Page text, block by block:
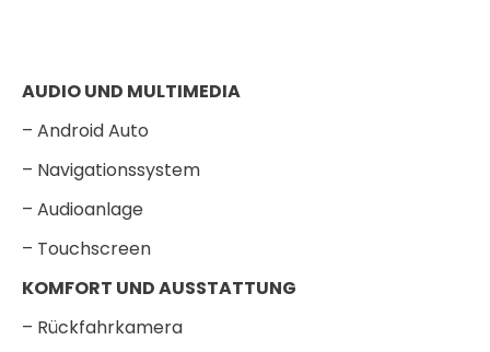
AUDIO UND MULTIMEDIA
– Android Auto
– Navigationssystem
– Audioanlage
– Touchscreen
KOMFORT UND AUSSTATTUNG
– Rückfahrkamera